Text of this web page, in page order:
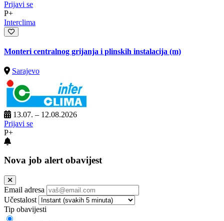
Prijavi se
P+
Interclima
Monteri centralnog grijanja i plinskih instalacija (m)
Sarajevo
13.07. – 12.08.2026
Prijavi se
P+
Nova job alert obavijest
Email adresa
Učestalost
Tip obavijesti